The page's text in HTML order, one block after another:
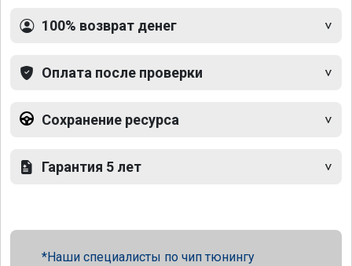
100% возврат денег
Оплата после проверки
Сохранение ресурса
Гарантия 5 лет
Наши специалисты по чип тюнингу